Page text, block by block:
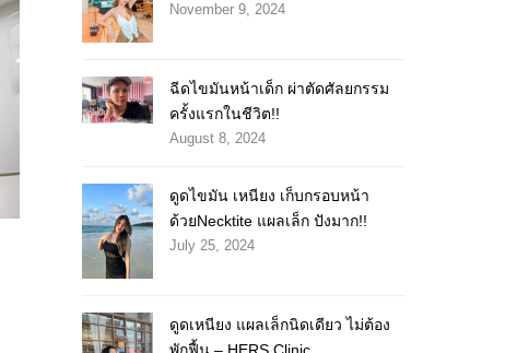
November 9, 2024
ฉีดไขมันหน้าเด็ก ผ่าตัดศัลยกรรม
ครั้งแรกในชีวิต!!
August 8, 2024
ดูดไขมัน เหนียง เก็บกรอบหน้า
ด้วยNecktite แผลเล็ก ปังมาก!!
July 25, 2024
ดูดเหนียง แผลเล็กนิดเดียว ไม่ต้อง